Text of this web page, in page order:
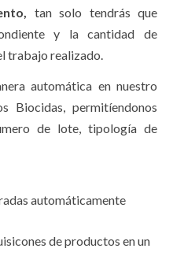
tan solo tendrás que
y la cantidad de
trabajo realizado.
automática en nuestro
Biocidas, permitíendonos
de lote, tipología de
automáticamente
de productos en un